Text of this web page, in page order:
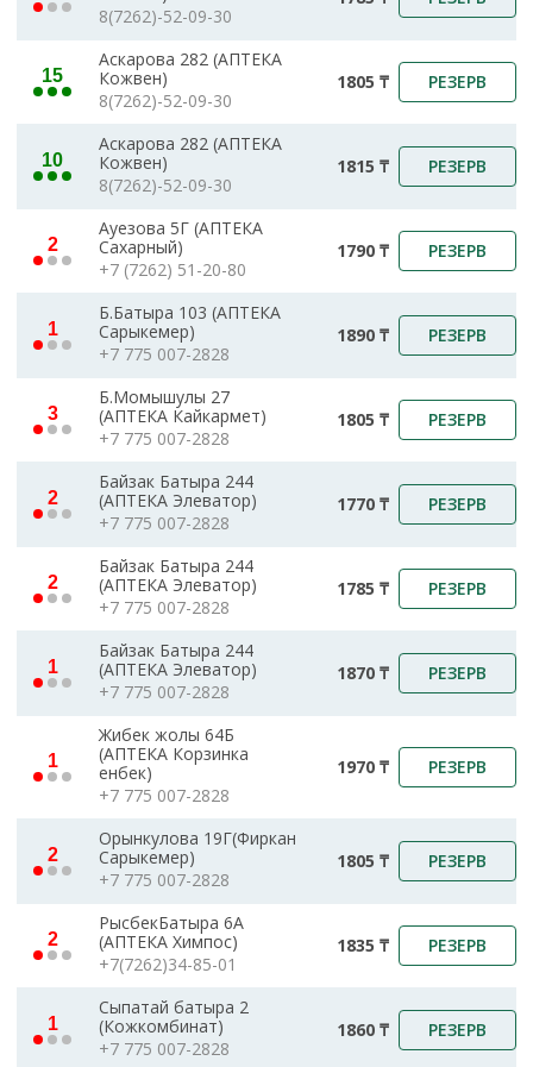
8(7262)-52-09-30
15
Аскарова 282 (АПТЕКА
Кожвен)
8(7262)-52-09-30
1805 ₸ РЕЗЕРВ
10
Аскарова 282 (АПТЕКА
Кожвен)
8(7262)-52-09-30
1815 ₸ РЕЗЕРВ
2
Ауезова 5Г (АПТЕКА
Сахарный)
+7 (7262) 51-20-80
1790 ₸ РЕЗЕРВ
1
Б.Батыра 103 (АПТЕКА
Сарыкемер)
+7 775 007-2828
1890 ₸ РЕЗЕРВ
3
Б.Момышулы 27
(АПТЕКА Кайкармет)
+7 775 007-2828
1805 ₸ РЕЗЕРВ
2
Байзак Батыра 244
(АПТЕКА Элеватор)
+7 775 007-2828
1770 ₸ РЕЗЕРВ
2
Байзак Батыра 244
(АПТЕКА Элеватор)
+7 775 007-2828
1785 ₸ РЕЗЕРВ
1
Байзак Батыра 244
(АПТЕКА Элеватор)
+7 775 007-2828
1870 ₸ РЕЗЕРВ
1
Жибек жолы 64Б
(АПТЕКА Корзинка
енбек)
+7 775 007-2828
1970 ₸ РЕЗЕРВ
2
Орынкулова 19Г(Фиркан
Сарыкемер)
+7 775 007-2828
1805 ₸ РЕЗЕРВ
2
РысбекБатыра 6А
(АПТЕКА Химпос)
+7(7262)34-85-01
1835 ₸ РЕЗЕРВ
1
Сыпатай батыра 2
(Кожкомбинат)
+7 775 007-2828
1860 ₸ РЕЗЕРВ